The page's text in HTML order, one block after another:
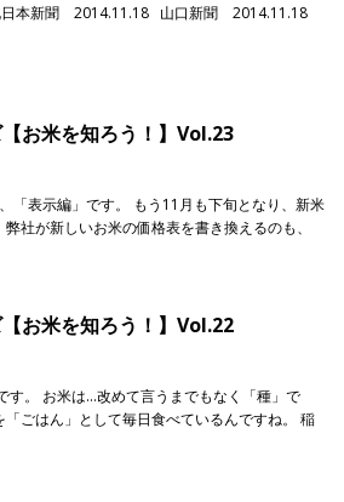
本新聞 2014.11.18 山口新聞 2014.11.18
お米を知ろう！】Vol.23
「表示編」です。 もう11月も下旬となり、新米
社が新しいお米の価格表を書き換えるのも、
お米を知ろう！】Vol.22
す。 お米は…改めて言うまでもなく「種」で
ごはん」として毎日食べているんですね。 稲